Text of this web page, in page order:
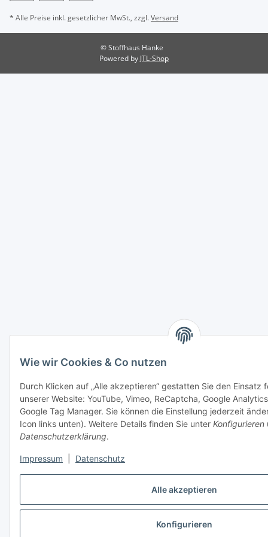
Alle akzeptieren
Konfigurieren
Wie wir Cookies & Co nutzen
Durch Klicken auf „Alle akzeptieren“ gestatten Sie den Einsatz
unserer Website: YouTube, Vimeo, ReCaptcha, Google
Google Tag Manager. Sie können die Einstellung jederzeit
Icon links unten). Weitere Details finden Sie unter Konfigurieren
Datenschutzerklärung.
Impressum Datenschutz
* Alle Preise inkl. gesetzlicher MwSt., zzgl.Versand
© Stoffhaus Hanke
Powered by JTL-Shop